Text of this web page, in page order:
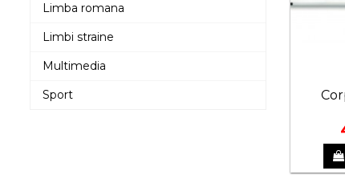
Limba romana
Limbi straine
Multimedia
Sport